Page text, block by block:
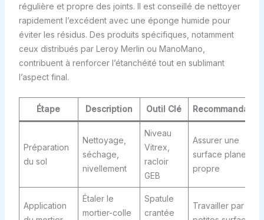
régulière et propre des joints. Il est conseillé de nettoyer
rapidement l’excédent avec une éponge humide pour
éviter les résidus. Des produits spécifiques, notamment
ceux distribués par Leroy Merlin ou ManoMano,
contribuent à renforcer l’étanchéité tout en sublimant
l’aspect final.
Étape Description Outil Clé
Préparation
du sol
Nettoyage,
séchage,
nivellement
Niveau
Vitrex,
racloir
GEB
Assurer une
surface plane et
propre
Application
Étaler le
mortier-colle
Spatule
crantée
Travailler par